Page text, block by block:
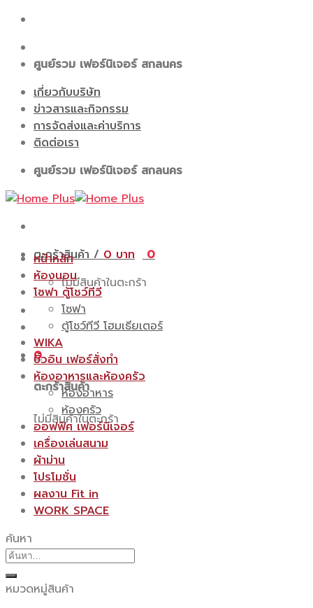
Skip
content
ศูนย์รวม เฟอร์นิเจอร์ สกลนคร
เกี่ยวกับบริษัท
ข่าวสารและกิจกรรม
การจัดส่งและค่าบริการ
ติดต่อเรา
ศูนย์รวม เฟอร์นิเจอร์ สกลนคร
ตะกร้าสินค้า /0
0
ไม่มีสินค้าในตะกร้า
0
ตะกร้าสินค้า
ไม่มีสินค้าในตะกร้า
หน้าหลัก
ห้องนอน
โซฟา ตู้โชว์ทีวี
โซฟา
ตู้โชว์ทีวี โฮมเธียเตอร์
WIKA
บิ้วอิน เฟอร์สั่งทำ
ห้องอาหารและห้องครัว
ห้องอาหาร
ห้องครัว
ออฟฟิศ เฟอร์นิเจอร์
เครื่องเล่นสนาม
ผ้าม่าน
โปรโมชั่น
ผลงาน Fit in
WORK SPACE
ค้นหา
ค้นหา:
หมวดหมู่สินค้า